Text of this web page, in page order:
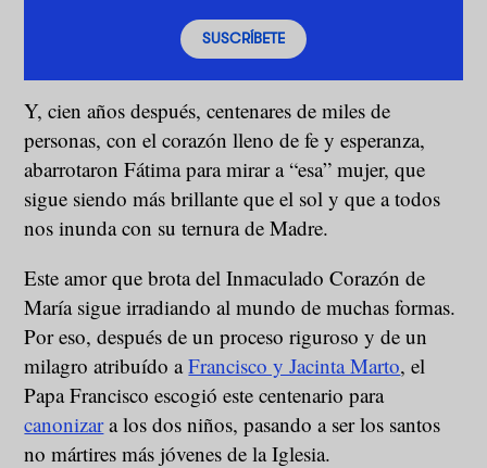
SUSCRÍBETE
Y, cien años después, centenares de miles de
personas, con el corazón lleno de fe y esperanza,
abarrotaron Fátima para mirar a “esa” mujer, que
sigue siendo más brillante que el sol y que a todos
nos inunda con su ternura de Madre.
Este amor que brota del Inmaculado Corazón de
María sigue irradiando al mundo de muchas formas.
Por eso, después de un proceso riguroso y de un
milagro atribuído aFrancisco y Jacinta Marto, el
Papa Francisco escogió este centenario para
canonizara los dos niños, pasando a ser los santos
no mártires más jóvenes de la Iglesia.